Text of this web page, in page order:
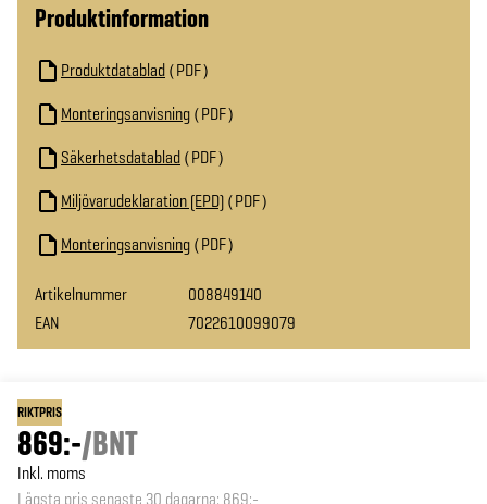
Produktinformation
Produktdatablad PDF
Monteringsanvisning PDF
Säkerhetsdatablad PDF
Miljövarudeklaration (EPD) PDF
Monteringsanvisning PDF
Artikelnummer
008849140
EAN
7022610099079
RIKTPRIS
869:-/BNT
Inkl. moms
Lägsta pris senaste 30 dagarna: 869:-